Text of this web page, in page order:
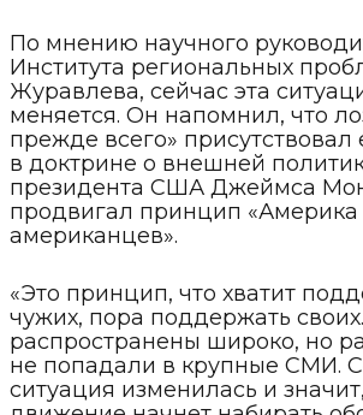
По мнению научного
Института региональных
Журавлева, сейчас эта
меняется. Он напомнил, что
прежде всего» присутствовал
в доктрине о внешней
президента США Джеймса
продвигал принцип «Америка
американцев».
«Это принцип, что хватит
чужих, пора поддержать
распространены широко, но
не попадали в крупные СМИ.
ситуация изменилась и